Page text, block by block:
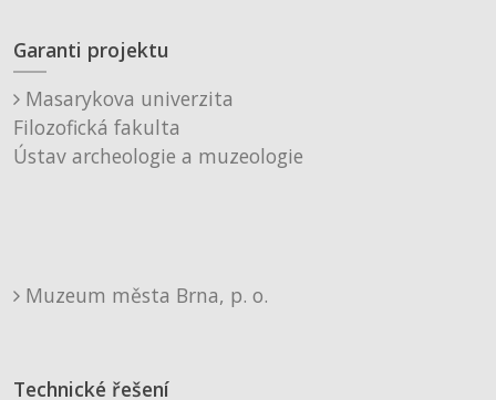
Garanti projektu
Masarykova univerzita
Filozofická fakulta
Ústav archeologie a muzeologie
Muzeum města Brna, p. o.
Technické řešení